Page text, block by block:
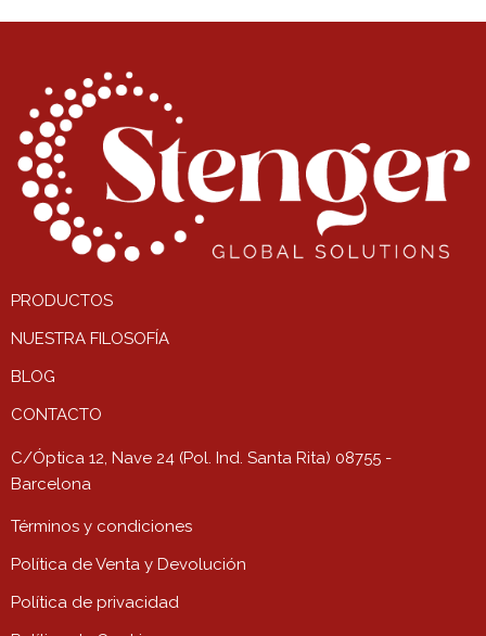
PRODUCTOS
NUESTRA FILOSOFÍA
BLOG
CONTACTO
C/Óptica 12, Nave 24 (Pol. Ind. Santa Rita) 08755 -
Barcelona
Términos y condiciones
Política de Venta y Devolución
Política de privacidad